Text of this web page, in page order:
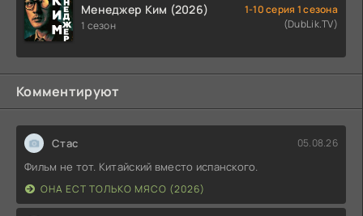
Менеджер Ким (2026)
1 сезон
1-10 серия 1 сезона
(DubLik.TV)
Комментируют
Стас 05.08.26
Фильм не тот. Китайский вместо испанского.
ОНА ЕСТ ТОЛЬКО МЯСО (2026)